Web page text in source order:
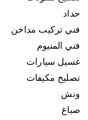
حداد
فني تركيب مداخن
فني المنيوم
غسيل سيارات
تصليح مكيفات
ونش
صباغ